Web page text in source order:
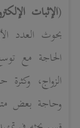
(الإثبات
بحوث العدد
الحاجة مع
الزواج، وكثرة
وحاجة بعض